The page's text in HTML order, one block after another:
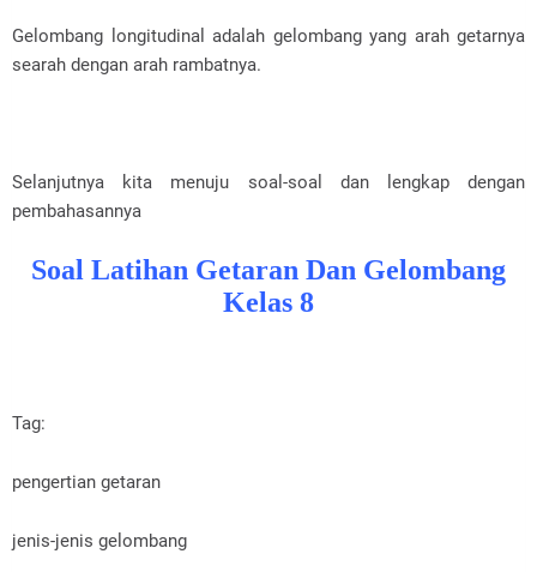
Gelombang longitudinal adalah gelombang yang arah getarnya
searah dengan arah rambatnya.
Selanjutnya kita menuju soal-soal dan lengkap dengan
pembahasannya
Soal Latihan Getaran Dan Gelombang
Kelas 8
Tag:
pengertian getaran
jenis-jenis gelombang